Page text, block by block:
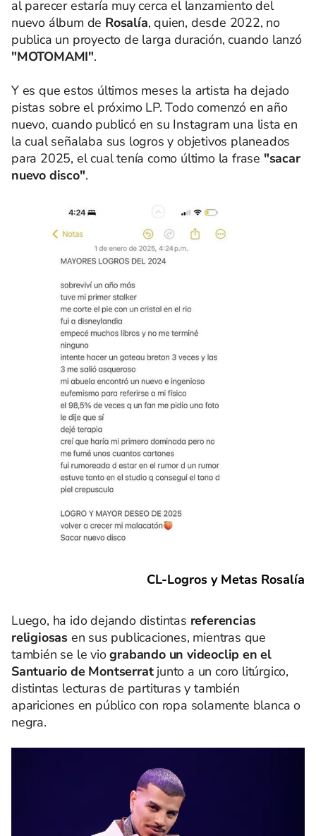
al parecer estaría muy cerca el lanzamiento del
nuevo álbum de Rosalía, quien, desde 2022, no
publica un proyecto de larga duración, cuando lanzó
"MOTOMAMI".
Y es que estos últimos meses la artista ha dejado
pistas sobre el próximo LP. Todo comenzó en año
nuevo, cuando publicó en su Instagram una lista en
la cual señalaba sus logros y objetivos planeados
para 2025, el cual tenía como último la frase "sacar
nuevo disco".
CL-Logros y Metas Rosalía
Luego, ha ido dejando distintas referencias
religiosas en sus publicaciones, mientras que
también se le viograbando un videoclip en el
Santuario de Montserratjunto a un coro litúrgico,
distintas lecturas de partituras y también
apariciones en público con ropa solamente blanca o
negra.